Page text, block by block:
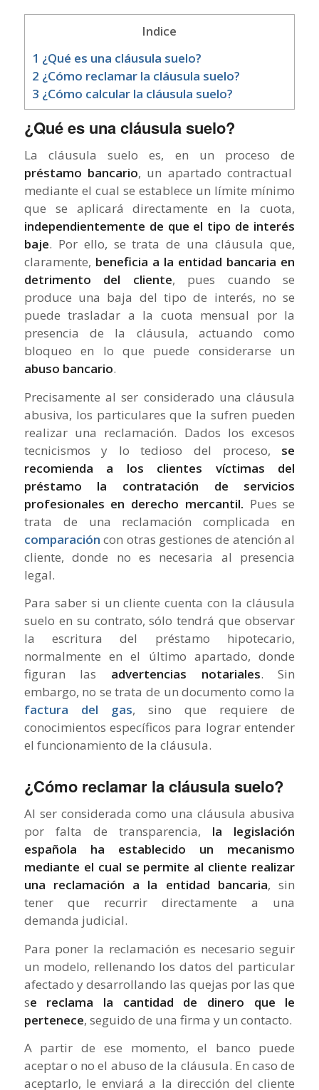
Indice
1 ¿Qué es una cláusula suelo?
2 ¿Cómo reclamar la cláusula suelo?
3 ¿Cómo calcular la cláusula suelo?
¿Qué es una cláusula suelo?
La cláusula suelo es, en un proceso de
préstamo bancario, un apartado contractual
mediante el cual se establece un límite mínimo
que se aplicará directamente en la cuota,
independientemente de que el tipo de interés
baje. Por ello, se trata de una cláusula que,
claramente, beneficia a la entidad bancaria en
detrimento del cliente, pues cuando se
produce una baja del tipo de interés, no se
puede trasladar a la cuota mensual por la
presencia de la cláusula, actuando como
bloqueo en lo que puede considerarse un
abuso bancario.
Precisamente al ser considerado una cláusula
abusiva, los particulares que la sufren pueden
realizar una reclamación. Dados los excesos
tecnicismos y lo tedioso del proceso, se
recomienda a los clientes víctimas del
préstamo la contratación de servicios
profesionales en derecho mercantil. Pues se
trata de una reclamación complicada en
comparación con otras gestiones de atención al
cliente, donde no es necesaria al presencia
legal.
Para saber si un cliente cuenta con la cláusula
suelo en su contrato, sólo tendrá que observar
la escritura del préstamo hipotecario,
normalmente en el último apartado, donde
figuran las advertencias notariales. Sin
embargo, no se trata de un documento como la
factura del gas, sino que requiere de
conocimientos específicos para lograr entender
el funcionamiento de la cláusula.
¿Cómo reclamar la cláusula suelo?
Al ser considerada como una cláusula abusiva
por falta de transparencia, la legislación
española ha establecido un mecanismo
mediante el cual se permite al cliente realizar
una reclamación a la entidad bancaria, sin
tener que recurrir directamente a una
demanda judicial.
Para poner la reclamación es necesario seguir
un modelo, rellenando los datos del particular
afectado y desarrollando las quejas por las que
se reclama la cantidad de dinero que le
pertenece, seguido de una firma y un contacto.
A partir de ese momento, el banco puede
aceptar o no el abuso de la cláusula. En caso de
aceptarlo, le enviará a la dirección del cliente